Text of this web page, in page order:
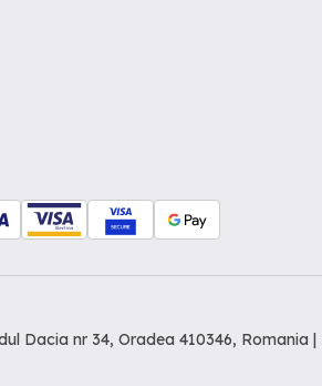
Dacia nr 34, Oradea 410346, Romania |